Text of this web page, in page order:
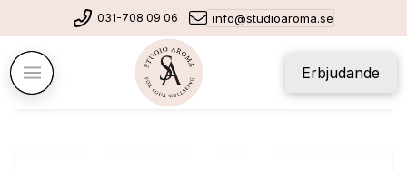
031-708 09 06 info@studioaroma.se
Erbjudande